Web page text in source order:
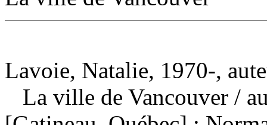
Lavoie, Natalie, 1970-,
La ville de Vancouver /